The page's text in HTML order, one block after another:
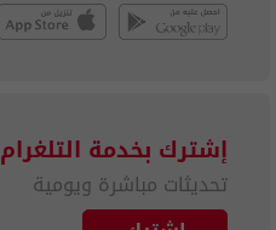
إشترك بخدمة التلغرام
تحديثات مباشرة ويومية